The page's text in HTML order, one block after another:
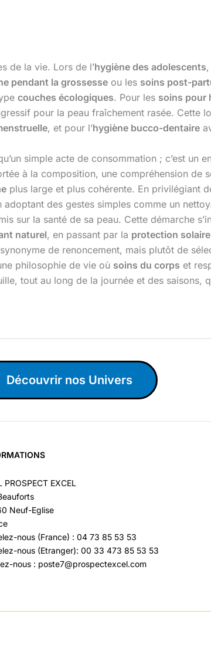
de la vie. Lors de l’hygiène des adolescents
pendant la grossesse ou les soins post-
couches écologiques. Pour les soins pour
pour la peau fraîchement rasée. Cette
, et pour l’hygiène bucco-dentaire
simple acte de consommation ; c’est un
à la composition, une compréhension de
plus large et plus cohérente. En privilégiant
des gestes simples comme un
sur la santé de sa peau. Cette démarche
naturel, en passant par la protection
synonyme de renoncement, mais plutôt de
philosophie de vie où soins du corps et
tout au long de la journée et des saisons,
Découvrir nos Univers
PROSPECT EXCEL
Neuf-Eglise
nous (France) : 04 73 85 53 53
nous (Etranger): 00 33 473 85 53 53
nous : poste7@prospectexcel.com